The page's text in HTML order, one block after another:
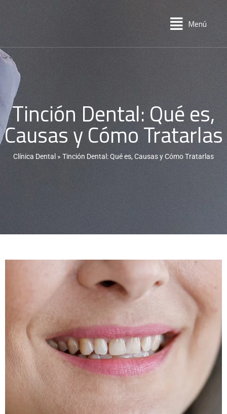
Menú
Tinción Dental: Qué es,
Causas y Cómo Tratarlas
Clínica Dental » Tinción Dental: Qué es, Causas y Cómo Tratarlas